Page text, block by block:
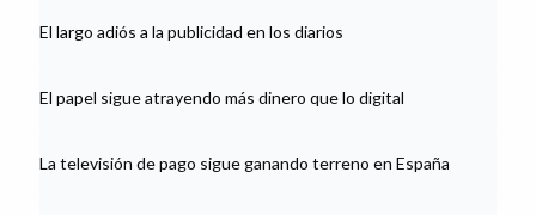
El largo adiós a la publicidad en los diarios
El papel sigue atrayendo más dinero que lo digital
La televisión de pago sigue ganando terreno en España